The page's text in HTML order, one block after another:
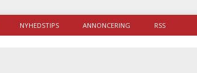
NYHEDSTIPS ANNONCERING RSS